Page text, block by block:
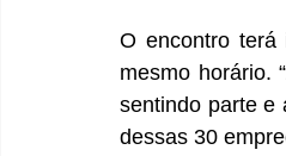
O encontro
mesmo horário.
sentindo parte e
dessas 30